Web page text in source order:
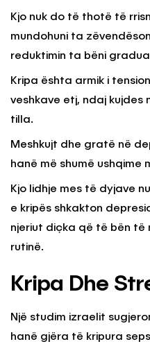
Kjo nuk do të thotë të
mundohuni ta
reduktimin ta bëni
Kripa ështa armik i
veshkave etj, ndaj kujdes
tilla.
Meshkujt dhe gratë në
hanë më shumë ushqime
Kjo lidhje mes të dyjave
e kripës shkakton
njeriut diçka që të bën të
rutinë.
Kripa Dhe
Një studim izraelit
hanë gjëra të kripura